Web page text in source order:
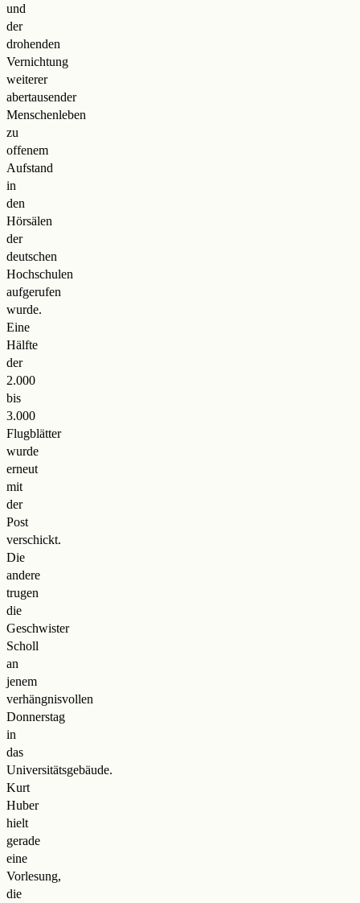
und
der
drohenden
Vernichtung
weiterer
abertausender
Menschenleben
zu
offenem
Aufstand
in
den
Hörsälen
der
deutschen
Hochschulen
aufgerufen
wurde.
Eine
Hälfte
der
2.000
bis
3.000
Flugblätter
wurde
erneut
mit
der
Post
verschickt.
Die
andere
trugen
die
Geschwister
Scholl
an
jenem
verhängnisvollen
Donnerstag
in
das
Universitätsgebäude.
Kurt
Huber
hielt
gerade
eine
Vorlesung,
die